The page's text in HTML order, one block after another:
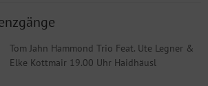
Tom Jahn Hammond Trio Feat. Ute Legner &
Elke Kottmair 19.00 Uhr Haidhäusl